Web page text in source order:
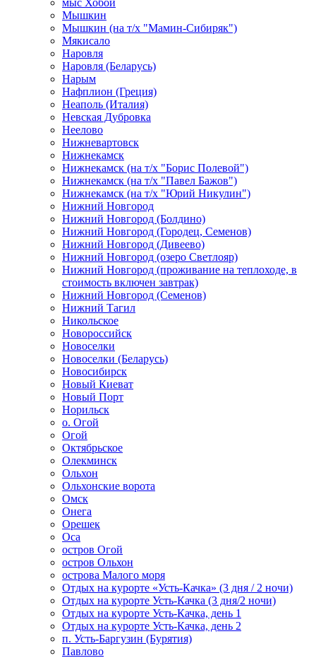
мыс Хобой
Мышкин
Мышкин (на т/х "Мамин-Сибиряк")
Мякисало
Наровля
Наровля (Беларусь)
Нарым
Нафплион (Греция)
Неаполь (Италия)
Невская Дубровка
Неелово
Нижневартовск
Нижнекамск
Нижнекамск (на т/х "Борис Полевой")
Нижнекамск (на т/х "Павел Бажов")
Нижнекамск (на т/х "Юрий Никулин")
Нижний Новгород
Нижний Новгород (Болдино)
Нижний Новгород (Городец, Семенов)
Нижний Новгород (Дивеево)
Нижний Новгород (озеро Светлояр)
Нижний Новгород (проживание на теплоходе, в
стоимость включен завтрак)
Нижний Новгород (Семенов)
Нижний Тагил
Никольское
Новороссийск
Новоселки
Новоселки (Беларусь)
Новосибирск
Новый Киеват
Новый Порт
Норильск
о. Огой
Огой
Октябрьское
Олекминск
Ольхон
Ольхонские ворота
Омск
Онега
Орешек
Оса
остров Огой
остров Ольхон
острова Малого моря
Отдых на курорте «Усть-Качка» (3 дня / 2 ночи)
Отдых на курорте Усть-Качка (3 дня/2 ночи)
Отдых на курорте Усть-Качка, день 1
Отдых на курорте Усть-Качка, день 2
п. Усть-Баргузин (Бурятия)
Павлово